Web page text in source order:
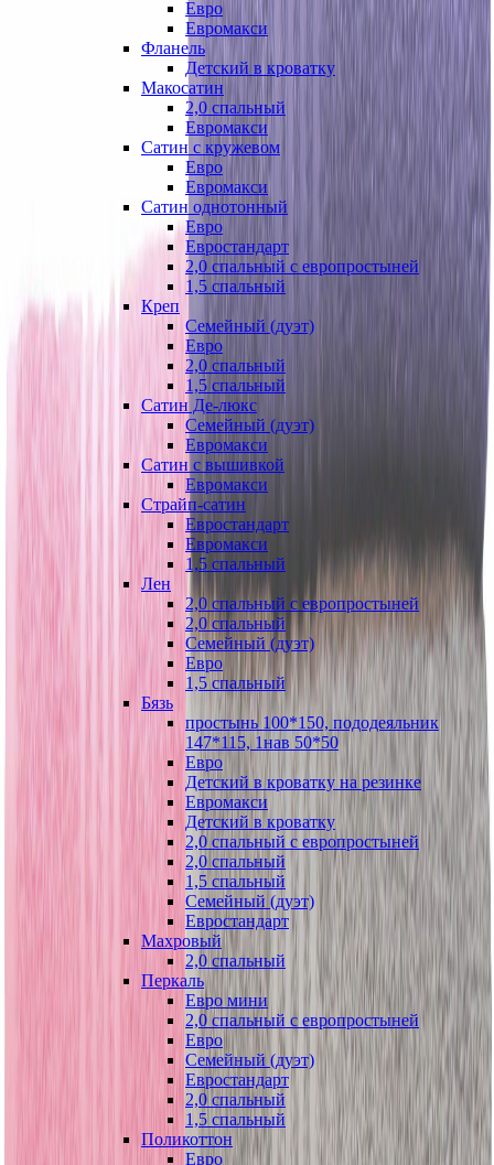
Евро
Евромакси
Фланель
Детский в кроватку
Макосатин
2,0 спальный
Евромакси
Сатин с кружевом
Евро
Евромакси
Сатин однотонный
Евро
Евростандарт
2,0 спальный с европростыней
1,5 спальный
Креп
Семейный (дуэт)
Евро
2,0 спальный
1,5 спальный
Сатин Де-люкс
Семейный (дуэт)
Евромакси
Сатин с вышивкой
Евромакси
Страйп-сатин
Евростандарт
Евромакси
1,5 спальный
Лен
2,0 спальный с европростыней
2,0 спальный
Семейный (дуэт)
Евро
1,5 спальный
Бязь
простынь 100*150, пододеяльник
147*115, 1нав 50*50
Евро
Детский в кроватку на резинке
Евромакси
Детский в кроватку
2,0 спальный с европростыней
2,0 спальный
1,5 спальный
Семейный (дуэт)
Евростандарт
Махровый
2,0 спальный
Перкаль
Евро мини
2,0 спальный с европростыней
Евро
Семейный (дуэт)
Евростандарт
2,0 спальный
1,5 спальный
Поликоттон
Евро